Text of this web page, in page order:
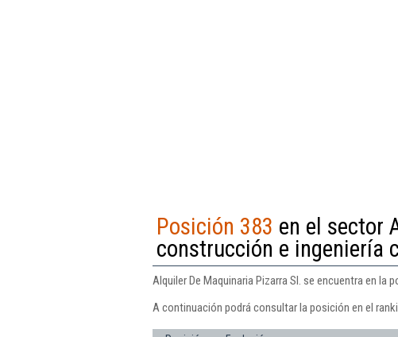
Posición 383 en el sector
construcción e ingeniería
Alquiler De Maquinaria Pizarra Sl. se encuentra en la
A continuación podrá consultar la posición en el